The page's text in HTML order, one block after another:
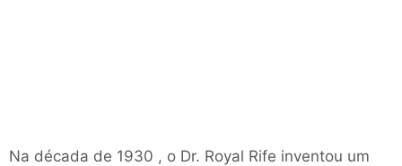
Na década de 1930 , o Dr. Royal Rife inventou um